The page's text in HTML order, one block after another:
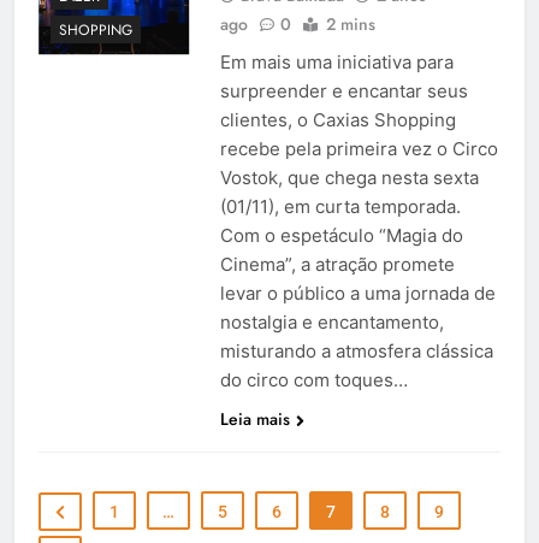
SHOPPING
ago
0 2 mins
Em mais uma iniciativa para
surpreender e encantar seus
clientes, o Caxias Shopping
recebe pela primeira vez o Circo
Vostok, que chega nesta sexta
(01/11), em curta temporada.
Com o espetáculo “Magia do
Cinema”, a atração promete
levar o público a uma jornada de
nostalgia e encantamento,
misturando a atmosfera clássica
do circo com toques…
Leia mais
1 … 5 6 7 8 9